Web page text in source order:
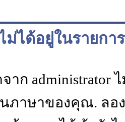
ได้อยู่ในรายกา
จาก
ภาษาของคุณ. ลอง